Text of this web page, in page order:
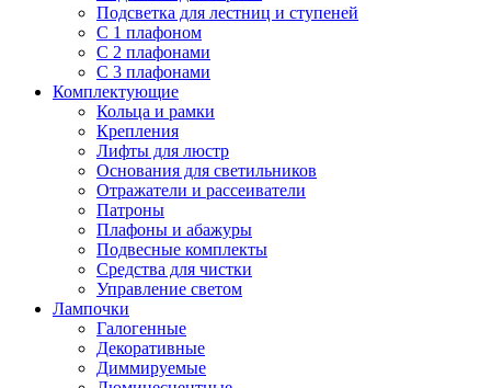
Подсветка для лестниц и ступеней
С 1 плафоном
С 2 плафонами
С 3 плафонами
Комплектующие
Кольца и рамки
Крепления
Лифты для люстр
Основания для светильников
Отражатели и рассеиватели
Патроны
Плафоны и абажуры
Подвесные комплекты
Средства для чистки
Управление светом
Лампочки
Галогенные
Декоративные
Диммируемые